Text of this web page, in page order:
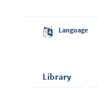
Language
Library